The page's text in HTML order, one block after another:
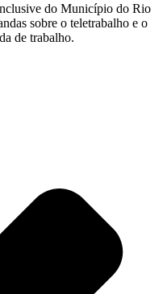
do Município do Rio
sobre o teletrabalho e o
de trabalho.